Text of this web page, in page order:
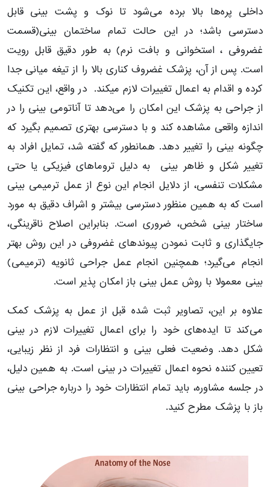
داخلی پره‌ها بالا برده می‌شود تا نوک و پشت بینی قابل
دسترسی باشد؛ در این حالت تمام ساختمان بینی(قسمت
غضروفی ، استخوانی و بافت نرم) به طور دقیق قابل رویت
است. پس از آن، پزشک غضروف کناری بالا را از تیغه میانی جدا
کرده و اقدام به اعمال تغییرات لازم میکند. در واقع، این تکنیک
از جراحی به پزشک این امکان را می‌دهد تا آناتومی بینی را در
اندازه واقعی مشاهده کند و با دسترسی بهتری تصمیم بگیرد که
چگونه بینی را تغییر دهد. همانطور که گفته شد، تمایل افراد به
تغییر شکل و ظاهر بینی به دلیل تروماهای فیزیکی یا حتی
مشکلات تنفسی، از دلایل انجام این نوع از عمل ترمیمی بینی
است که به همین منظور دسترسی بیشتر و اشراف دقیق به مورد
ساختار بینی شخص، ضروری است. بنابراین اصلاح ناقرینگی،
جایگذاری و ثابت نمودن پیوندهای غضروفی در این روش بهتر
انجام می‌گیرد؛ همچنین انجام عمل جراحی ثانویه (ترمیمی)
بینی معمولا با روش عمل بینی باز امکان پذیر است.
علاوه بر این، تصاویر ثبت شده قبل از عمل به پزشک کمک
می‌کند تا ایده‌های خود را برای اعمال تغییرات لازم در بینی
شکل دهد. وضعیت فعلی بینی و انتظارات فرد از نظر زیبایی،
تعیین کننده نحوه اعمال تغییرات در بینی است. به همین دلیل،
در جلسه مشاوره، باید تمام انتظارات خود را درباره جراحی بینی
باز با پزشک مطرح کنید.